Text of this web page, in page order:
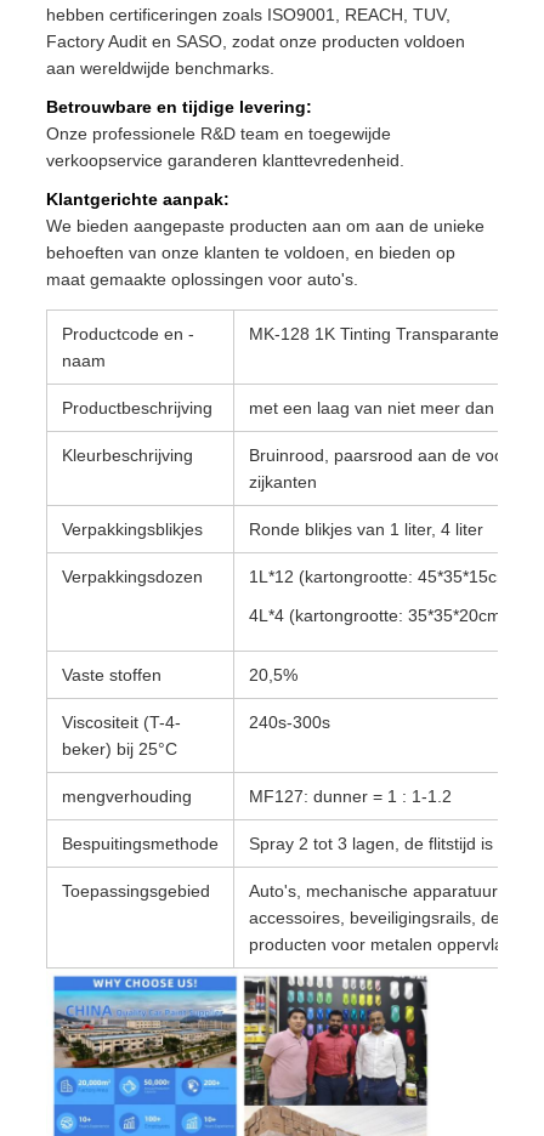
hebben certificeringen zoals ISO9001, REACH, TUV,
Factory Audit en SASO, zodat onze producten voldoen
aan wereldwijde benchmarks.
Betrouwbare en tijdige levering:
Onze professionele R&D team en toegewijde
verkoopservice garanderen klanttevredenheid.
Klantgerichte aanpak:
We bieden aangepaste producten aan om aan de unieke
behoeften van onze klanten te voldoen, en bieden op
maat gemaakte oplossingen voor auto's.
Productcode en -
naam
MK-128 1K Tinting Transparante
Productbeschrijving met een laag van niet meer dan 0,05
Kleurbeschrijving
Bruinrood, paarsrood aan de
zijkanten
Verpakkingsblikjes Ronde blikjes van 1 liter, 4 liter
Verpakkingsdozen
1L*12 (kartongrootte: 45*35*15cm)
4L*4 (kartongrootte: 35*35*20cm)
Vaste stoffen 20,5%
Viscositeit (T-4-
beker) bij 25°C
240s-300s
mengverhouding MF127: dunner = 1 : 1-1.2
Bespuitingsmethode Spray 2 tot 3 lagen, de flitstijd is 5 tot
Toepassingsgebied
Auto's, mechanische apparatuur,
accessoires, beveiligingsrails, deuren
producten voor metalen oppervlakken.